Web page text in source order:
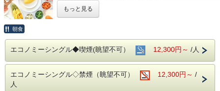
もちろんお部屋でインターネット接続可能！
電気スタンドの貸し出しもあり
会が多い場所を
アルコール消毒を行っております。
当ホテルの客室は窓が開放出来る為、簡単に空気を入れ替
もっと見る
朝食
エコノミーシングル◆喫煙(眺望不可） 12,300円～ /人
エコノミーシングル◇禁煙（眺望不可） 12,300円～ /
人